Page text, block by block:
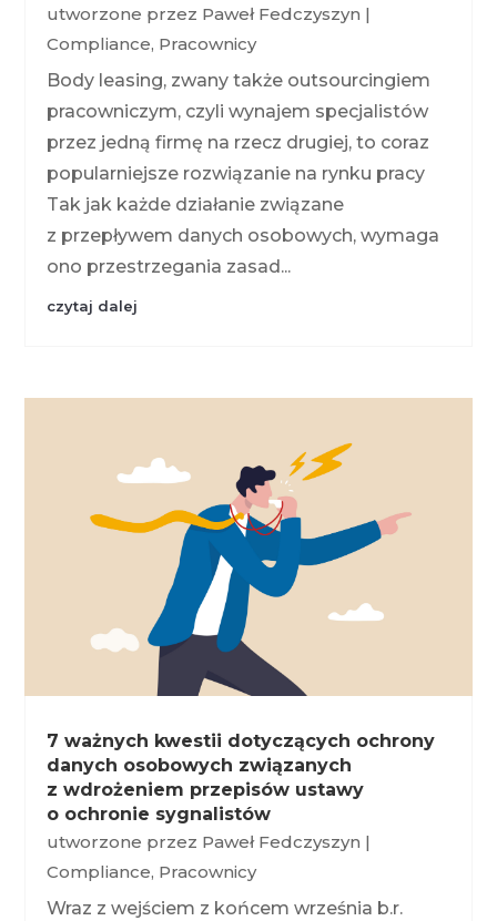
utworzone przez Paweł Fedczyszyn |
Compliance, Pracownicy
Body leasing, zwany także outsourcingiem
pracowniczym, czyli wynajem specjalistów
przez jedną firmę na rzecz drugiej, to coraz
popularniejsze rozwiązanie na rynku pracy
Tak jak każde działanie związane
z przepływem danych osobowych, wymaga
ono przestrzegania zasad...
czytaj dalej
7 ważnych kwestii dotyczących ochrony
danych osobowych związanych
z wdrożeniem przepisów ustawy
o ochronie sygnalistów
utworzone przez Paweł Fedczyszyn |
Compliance, Pracownicy
Wraz z wejściem z końcem września b.r.